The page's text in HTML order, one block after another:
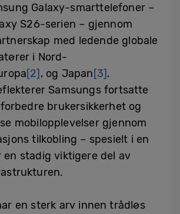
Galaxy-smarttelefoner –
S26-serien – gjennom
med ledende globale
i Nord-
[2], og Japan[3].
Samsungs fortsatte
brukersikkerhet og
mobilopplevelser gjennom
tilkobling – spesielt i en
en stadig viktigere del av
en sterk arv innen trådløs